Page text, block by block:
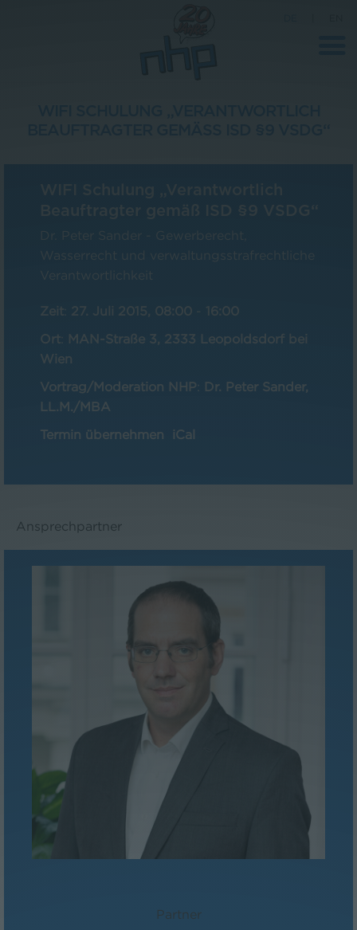
Pressebereich
Dr. Peter Sander - Gewerberecht,
Wasserrecht und verwaltungsstrafrechtliche
Verantwortlichkeit
Zeit 27. Juli 2015, 08:00
16:00
Ort
MAN-Straße 3, 2333 Leopoldsdorf bei
Wien
Vortrag/Moderation NHP
Dr. Peter Sander,
LL.M./MBA
Termin übernehmen
iCal
Ansprechpartner
Partner